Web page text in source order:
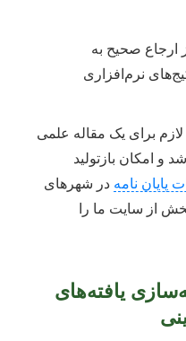
ارجاع صحیح به
نرم‌افزاری
لازم برای یک مقاله علمی
و امکان بازتولید
پایان نامه در شهرهای
از سایت ما را
۳: یکپارچه‌سازی یافته‌های